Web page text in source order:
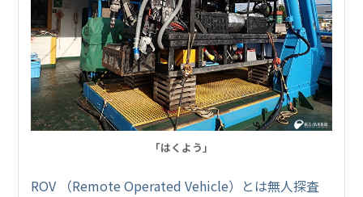
「はくよう」
ROV （Remote Operated Vehicle）とは無人探査